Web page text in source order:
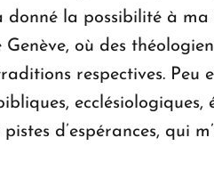
donné la possibilité à
où des
respectives. Peu
d’espérances, qui